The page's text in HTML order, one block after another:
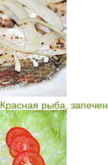
Красная рыба,